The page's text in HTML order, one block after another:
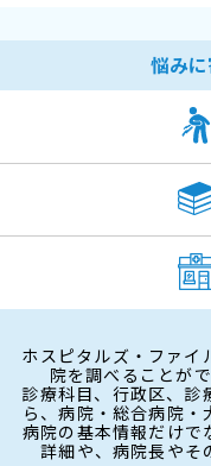
悩み
ホスピタルズ・ファイ
院を調べることが
診療科目、行政区、診
ら、病院・総合病院・
病院の基本情報だけで
詳細や、病院長やそ